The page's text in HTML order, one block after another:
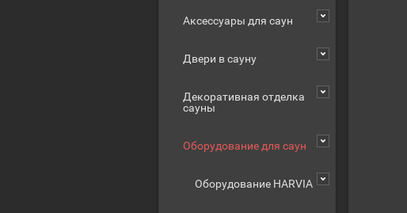
Аксессуары для саун
Двери в сауну
Декоративная отделка
сауны
Оборудование для саун
Оборудование HARVIA